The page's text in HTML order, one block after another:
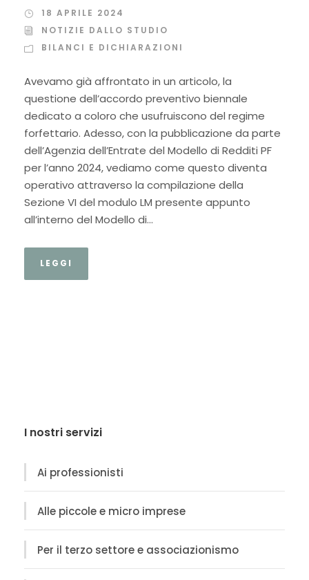
18 APRILE 2024
NOTIZIE DALLO STUDIO
BILANCI E DICHIARAZIONI
Avevamo già affrontato in un articolo, la
questione dell’accordo preventivo biennale
dedicato a coloro che usufruiscono del regime
forfettario. Adesso, con la pubblicazione da parte
dell’Agenzia dell’Entrate del Modello di Redditi PF
per l’anno 2024, vediamo come questo diventa
operativo attraverso la compilazione della
Sezione VI del modulo LM presente appunto
all’interno del Modello di...
LEGGI
I nostri servizi
Ai professionisti
Alle piccole e micro imprese
Per il terzo settore e associazionismo